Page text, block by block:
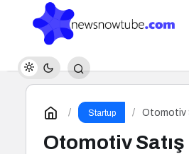
Startup Otomotiv
Otomotiv Satış